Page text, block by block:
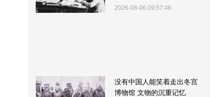
2026-08-06 09:57:46
没有中国人能笑着走出冬宫
博物馆 文物的沉重记忆